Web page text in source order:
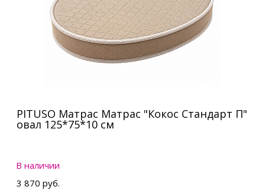
PITUSO Матрас Матрас "Кокос Стандарт П"
овал 125*75*10 см
В наличии
3 870 руб.